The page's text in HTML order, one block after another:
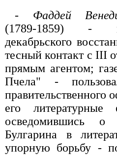
- Фаддей
(1789-1859) -
декабрьского
тесный контакт с III
прямым агентом;
Пчела" -
его литературные
осведомившись о
Булгарина в
упорную борьбу -